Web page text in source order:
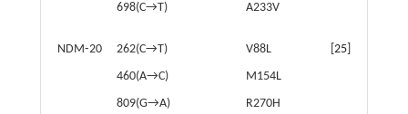
698(C→T)
A233V
NDM⁃20
262(C→T)
460(A→C)
809(G→A)
V88L
M154L
R270H
25]